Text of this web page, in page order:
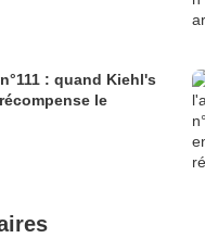
: quand Kiehl's
le